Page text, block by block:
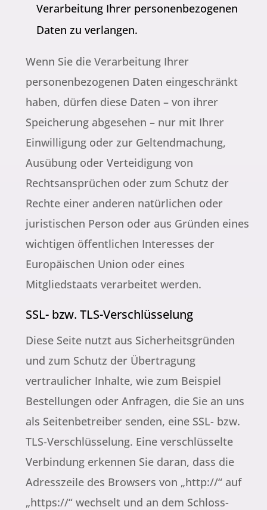
Verarbeitung Ihrer personenbezogenen
Daten zu verlangen.
Wenn Sie die Verarbeitung Ihrer
personenbezogenen Daten eingeschränkt
haben, dürfen diese Daten – von ihrer
Speicherung abgesehen – nur mit Ihrer
Einwilligung oder zur Geltendmachung,
Ausübung oder Verteidigung von
Rechtsansprüchen oder zum Schutz der
Rechte einer anderen natürlichen oder
juristischen Person oder aus Gründen eines
wichtigen öffentlichen Interesses der
Europäischen Union oder eines
Mitgliedstaats verarbeitet werden.
SSL- bzw. TLS-Verschlüsselung
Diese Seite nutzt aus Sicherheitsgründen
und zum Schutz der Übertragung
vertraulicher Inhalte, wie zum Beispiel
Bestellungen oder Anfragen, die Sie an uns
als Seitenbetreiber senden, eine SSL- bzw.
TLS-Verschlüsselung. Eine verschlüsselte
Verbindung erkennen Sie daran, dass die
Adresszeile des Browsers von „http://“ auf
„https://“ wechselt und an dem Schloss-